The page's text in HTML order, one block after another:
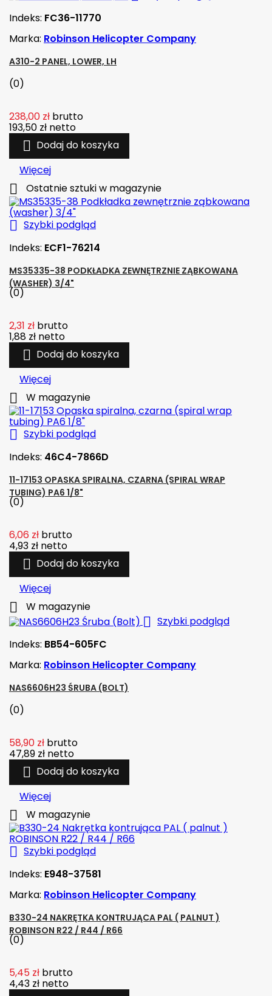
Indeks: FC36-11770
Marka: Robinson Helicopter Company
A310-2 PANEL, LOWER, LH
(0)
238,00 zł brutto
193,50 zł netto
 Dodaj do koszyka
Więcej
 Ostatnie sztuki w magazynie
 Szybki podgląd
Indeks: ECF1-76214
MS35335-38 PODKŁADKA ZEWNĘTRZNIE ZĄBKOWANA
(WASHER) 3/4"
(0)
2,31 zł brutto
1,88 zł netto
 Dodaj do koszyka
Więcej
 W magazynie
 Szybki podgląd
Indeks: 46C4-7866D
11-17153 OPASKA SPIRALNA, CZARNA (SPIRAL WRAP
TUBING) PA6 1/8"
(0)
6,06 zł brutto
4,93 zł netto
 Dodaj do koszyka
Więcej
 W magazynie
 Szybki podgląd
Indeks: BB54-605FC
Marka: Robinson Helicopter Company
NAS6606H23 ŚRUBA (BOLT)
(0)
58,90 zł brutto
47,89 zł netto
 Dodaj do koszyka
Więcej
 W magazynie
 Szybki podgląd
Indeks: E948-37581
Marka: Robinson Helicopter Company
B330-24 NAKRĘTKA KONTRUJĄCA PAL ( PALNUT )
ROBINSON R22 / R44 / R66
(0)
5,45 zł brutto
4,43 zł netto